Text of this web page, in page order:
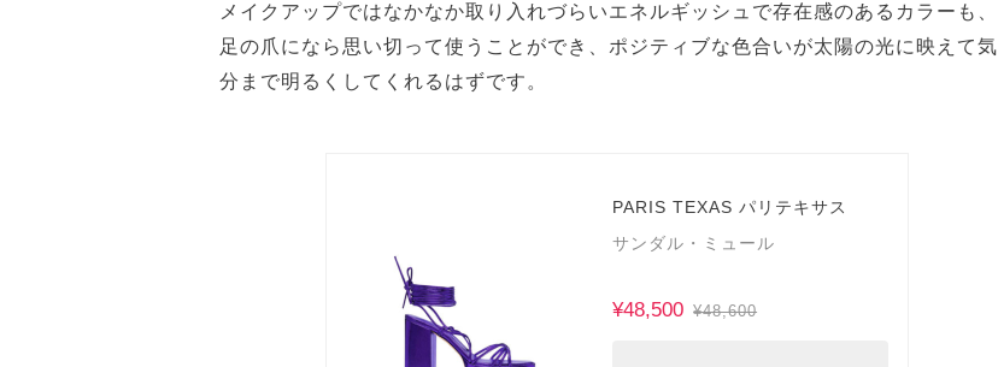
メイクアップではなかなか取り入れづらいエネルギッシュで存在感のあるカラーも、
足の爪になら思い切って使うことができ、ポジティブな色合いが太陽の光に映えて気
分まで明るくしてくれるはずです。
PARIS TEXAS パリテキサス
サンダル・ミュール
¥48,500 ¥48,600